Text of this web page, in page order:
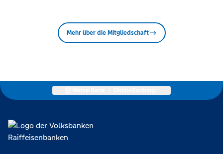
Mehr über die Mitgliedschaft